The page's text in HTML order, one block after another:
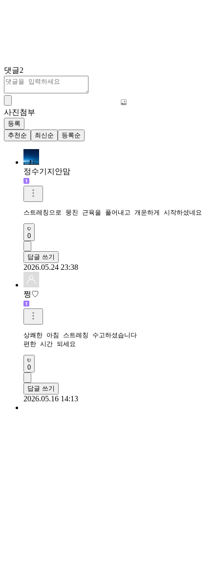
댓글2
사진첨부
등록
추천순
최신순 등록순
정수기지안맘
스트레칭으로 뭉친 근육을 풀어내고 개운하게 시작하셨네요
0
답글 쓰기
2026.05.24 23:38
쩡♡
상쾌한 아침 스트레칭 수고하셨습니다
편한 시간 되세요
0
답글 쓰기
2026.05.16 14:13